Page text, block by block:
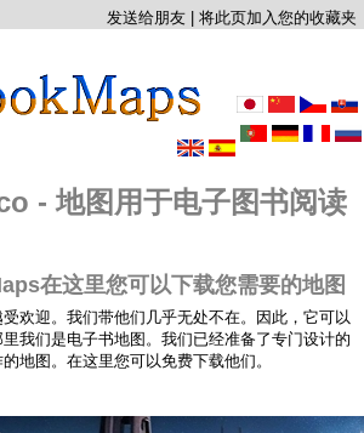
发送给朋友 将此页加入您的收藏夹
- 地图用于电子图书阅读
在这里您可以下载您需要的地图
欢迎。我们带他们几乎无处不在。因此，它可以
我们是电子书地图。我们已经准备了专门设计的
地图。在这里您可以免费下载他们。